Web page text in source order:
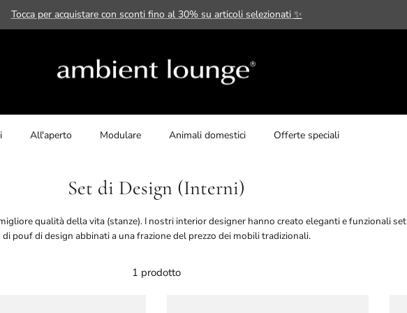
Tocca per acquistare con sconti fino al 30% su articoli selezionati ✨
All'aperto Modulare Animali domestici Offerte speciali
Set di Design (Interni)
qualità della vita (stanze). I nostri interior designer hanno creato eleganti e funzionali set
di pouf di design abbinati a una frazione del prezzo dei mobili tradizionali.
1 prodotto